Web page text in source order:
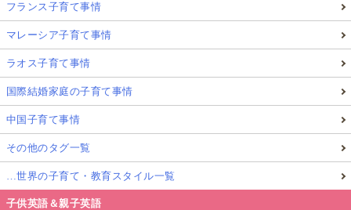
フランス子育て事情
マレーシア子育て事情
ラオス子育て事情
国際結婚家庭の子育て事情
中国子育て事情
その他のタグ一覧
…世界の子育て・教育スタイル一覧
子供英語＆親子英語